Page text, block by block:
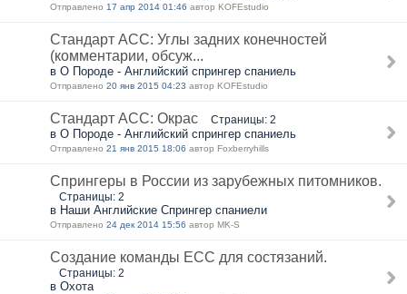
Отправлено 17 апр 2014 01:46 автор KOFEstudio
Стандарт АСС: Углы задних конечностей
(комментарии, обсуж...
в О Породе - Английский спрингер спаниель
Отправлено 20 янв 2015 04:23 автор KOFEstudio
Стандарт АСС: Окрас Страницы: 2
в О Породе - Английский спрингер спаниель
Отправлено 21 янв 2015 18:06 автор Foxberryhills
Спрингеры в России из зарубежных питомников.
Страницы: 2
в Наши Английские Спрингер спаниели
Отправлено 24 дек 2014 15:56 автор MK-S
Создание команды ЕСС для состязаний.
Страницы: 2
в Охота